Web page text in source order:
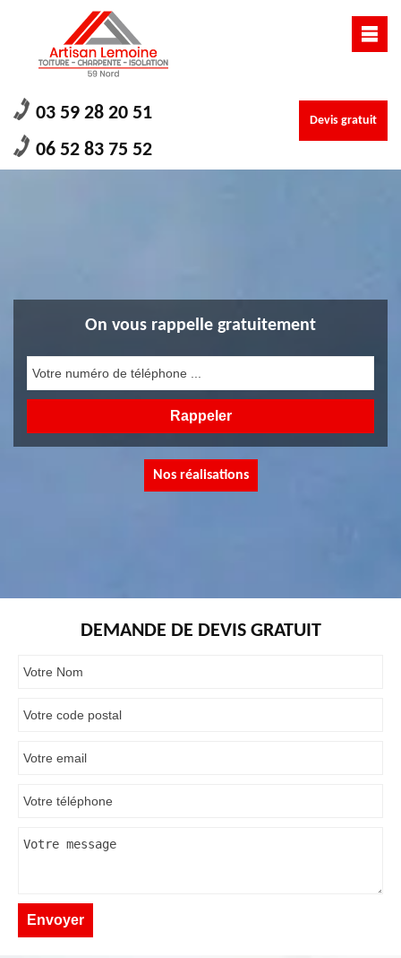
03 59 28 20 51
06 52 83 75 52
Devis gratuit
On vous rappelle gratuitement
Nos réalisations
DEMANDE DE DEVIS GRATUIT